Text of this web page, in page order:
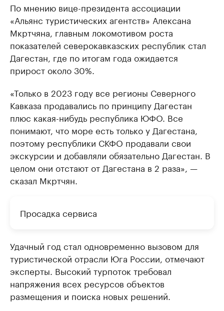
По мнению вице-президента ассоциации
«Альянс туристических агентств» Алексана
Мкртчяна, главным локомотивом роста
показателей северокавказских республик стал
Дагестан, где по итогам года ожидается
прирост около 30%.
«Только в 2023 году все регионы Северного
Кавказа продавались по принципу Дагестан
плюс какая-нибудь республика ЮФО. Все
понимают, что море есть только у Дагестана,
поэтому республики СКФО продавали свои
экскурсии и добавляли обязательно Дагестан. В
целом они отстают от Дагестана в 2 раза», —
сказал Мкртчян.
Просадка сервиса
Удачный год стал одновременно вызовом для
туристической отрасли Юга России, отмечают
эксперты. Высокий турпоток требовал
напряжения всех ресурсов объектов
размещения и поиска новых решений.